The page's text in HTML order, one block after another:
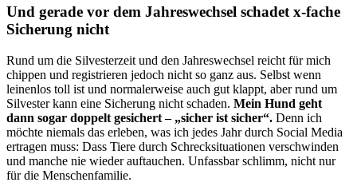
Und gerade vor dem Jahreswechsel schadet x-fache
Sicherung nicht
Rund um die Silvesterzeit und den Jahreswechsel reicht für mich
chippen und registrieren jedoch nicht so ganz aus. Selbst wenn
leinenlos toll ist und normalerweise auch gut klappt, aber rund um
Silvester kann eine Sicherung nicht schaden. Mein Hund geht
dann sogar doppelt gesichert – „sicher ist sicher“. Denn ich
möchte niemals das erleben, was ich jedes Jahr durch Social Media
ertragen muss: Dass Tiere durch Schrecksituationen verschwinden
und manche nie wieder auftauchen. Unfassbar schlimm, nicht nur
für die Menschenfamilie.